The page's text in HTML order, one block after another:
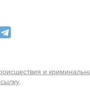
и
.